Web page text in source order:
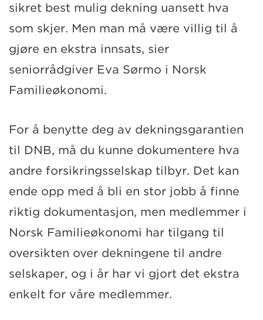
sikret best mulig dekning uansett hva
som skjer. Men man må være villig til å
gjøre en ekstra innsats, sier
seniorrådgiver Eva Sørmo i Norsk
Familieøkonomi.
For å benytte deg av dekningsgarantien
til DNB, må du kunne dokumentere hva
andre forsikringsselskap tilbyr. Det kan
ende opp med å bli en stor jobb å finne
riktig dokumentasjon, men medlemmer i
Norsk Familieøkonomi har tilgang til
oversikten over dekningene til andre
selskaper, og i år har vi gjort det ekstra
enkelt for våre medlemmer.